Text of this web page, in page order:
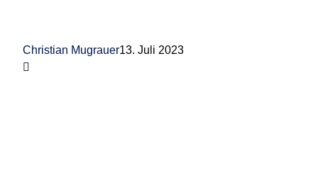
Christian Mugrauer13. Juli 2023